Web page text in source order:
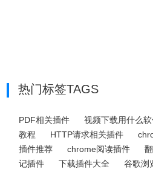
热门标签TAGS
PDF相关插件
视频下载用什么
教程
HTTP请求相关插件
插件推荐
chrome阅读插件
记插件
下载插件大全 谷歌浏